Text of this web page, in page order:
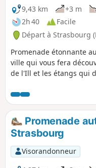
porter un autre regard
aux impasses, elle
demi-tour", selon
9,43 km
+3 m
2h 40
Facile
Départ à Strasbourg
Promenade étonnante
ville qui vous fera
de l'Ill et les étangs qui
y rencontre de nombreux
passereaux, oies et
aussi des traces de
facile à faire en toute
doute plus agréable en
sec (sentiers facilement
endroit). On peut y aller
Promenade
Strasbourg
Visorandonneur